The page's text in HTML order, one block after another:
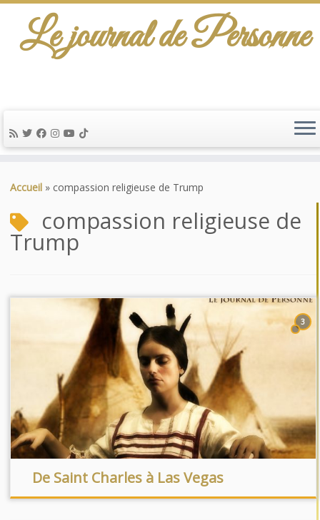
au
Le journal de Personne
Accueil » compassion religieuse de Trump
compassion religieuse de
Trump
3
De Saint Charles à Las Vegas